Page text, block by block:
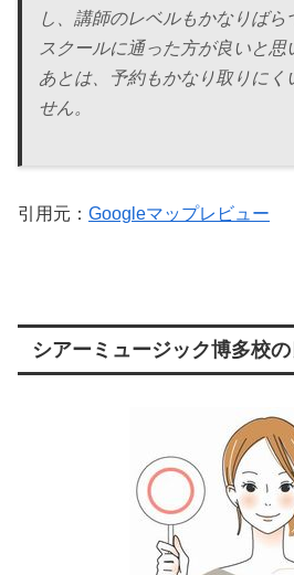
し、講師のレベルもかなりば
スクールに通った方が良いと思
あとは、予約もかなり取りにく
せん。
引用元： Googleマップレビュー
シアーミュージック博多校